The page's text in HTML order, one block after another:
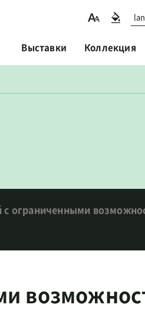
Выставки Коллекция
с ограниченными